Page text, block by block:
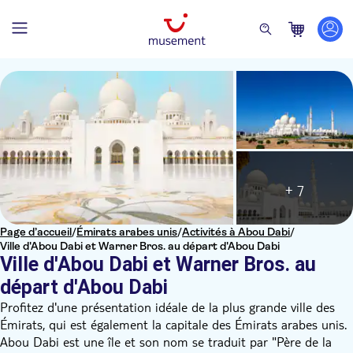
Page d’accueil/Émirats arabes unis/Activités à Abou Dabi/
Ville d'Abou Dabi et Warner Bros. au départ d'Abou Dabi
Ville d'Abou Dabi et Warner Bros. au
départ d'Abou Dabi
+ 7
Profitez d'une présentation idéale de la plus grande ville des
Émirats, qui est également la capitale des Émirats arabes unis.
Abou Dabi est une île et son nom se traduit par "Père de la